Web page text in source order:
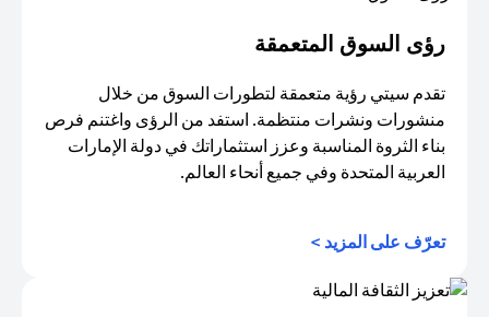
رؤى السوق المتعمقة
تقدم سيتي رؤية متعمقة لتطورات السوق من خلال
منشورات ونشرات منتظمة. استفد من الرؤى واغتنم فرص
بناء الثروة المناسبة وعزز استثماراتك في دولة الإمارات
العربية المتحدة وفي جميع أنحاء العالم.
تعرّف على المزيد >